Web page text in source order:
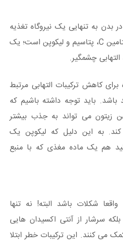
بدن به تنهایی یک نیروگاه تغذیه
ای کامل است. سرشار از ویتامین C، پتاسیم و لیکوپن است؛ یک
چشمگیر.
کاهش ترکیبات التهابی مرتبط
باید توجه داشته باشیم که
زیتون می تواند به جذب بیشتر
به این دلیل که لیکوپن یک
هم یک ماده مغذی که با منبع
شکلات باشد البته! نه تنها
سرشار از آنتی اکسیدان هایی
می کنند. این ترکیبات خطر ابتلا